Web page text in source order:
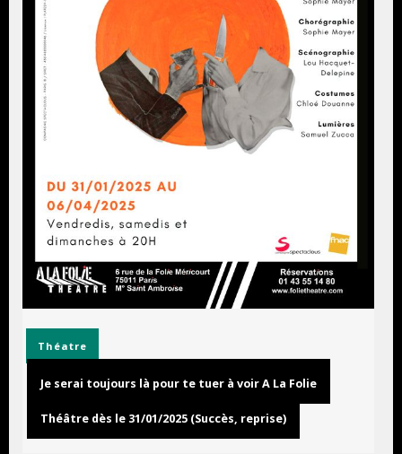
Théatre
Je serai toujours là pour te tuer à voir A La Folie
Théâtre dès le 31/01/2025 (Succès, reprise)